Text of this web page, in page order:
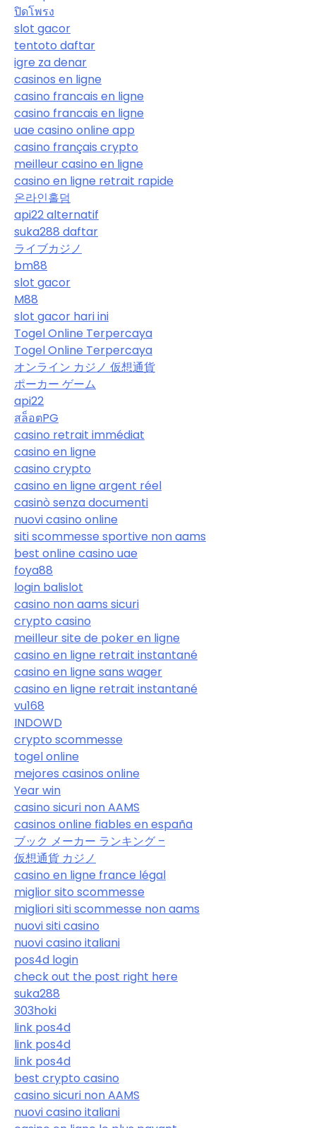
ปิดโพรง
slot gacor
tentoto daftar
igre za denar
casinos en ligne
casino francais en ligne
casino francais en ligne
uae casino online app
casino français crypto
meilleur casino en ligne
casino en ligne retrait rapide
온라인홀덤
api22 alternatif
suka288 daftar
ライブカジノ
bm88
slot gacor
M88
slot gacor hari ini
Togel Online Terpercaya
Togel Online Terpercaya
オンライン カジノ 仮想通貨
ポーカー ゲーム
api22
สล็อตPG
casino retrait immédiat
casino en ligne
casino crypto
casino en ligne argent réel
casinò senza documenti
nuovi casino online
siti scommesse sportive non aams
best online casino uae
foya88
login balislot
casino non aams sicuri
crypto casino
meilleur site de poker en ligne
casino en ligne retrait instantané
casino en ligne sans wager
casino en ligne retrait instantané
vu168
INDOWD
crypto scommesse
togel online
mejores casinos online
Year win
casino sicuri non AAMS
casinos online fiables en españa
ブック メーカー ランキング –
仮想通貨 カジノ
casino en ligne france légal
miglior sito scommesse
migliori siti scommesse non aams
nuovi siti casino
nuovi casino italiani
pos4d login
check out the post right here
suka288
303hoki
link pos4d
link pos4d
link pos4d
best crypto casino
casino sicuri non AAMS
nuovi casino italiani